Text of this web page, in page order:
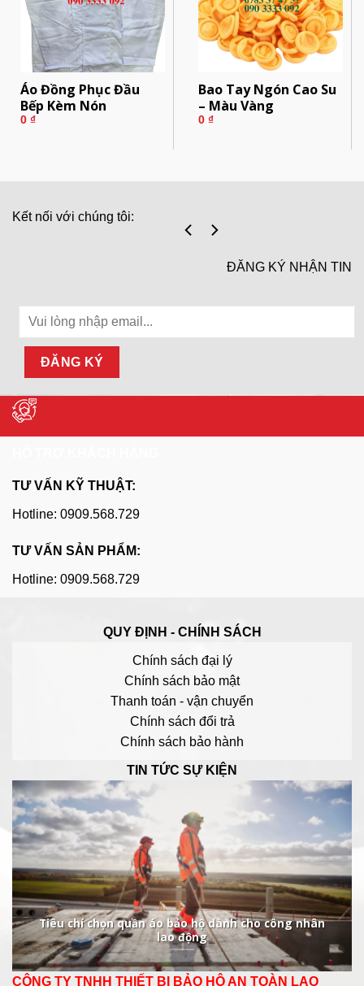
Áo Đồng Phục Đầu
Bếp Kèm Nón
0 ₫
Bao Tay Ngón Cao Su
– Màu Vàng
0 ₫
Kết nối với chúng tôi:
ĐĂNG KÝ NHẬN TIN
TƯ VẤN KỸ THUẬT:
Hotline: 0909.568.729
TƯ VẤN SẢN PHẨM:
Hotline: 0909.568.729
QUY ĐỊNH - CHÍNH SÁCH
Chính sách đại lý
Chính sách bảo mật
Thanh toán - vận chuyển
Chính sách đổi trả
Chính sách bảo hành
TIN TỨC SỰ KIỆN
Tiêu chí chọn quần áo bảo hộ dành cho công nhân
lao động
CÔNG TY TNHH THIẾT BỊ BẢO HỘ AN TOÀN LAO